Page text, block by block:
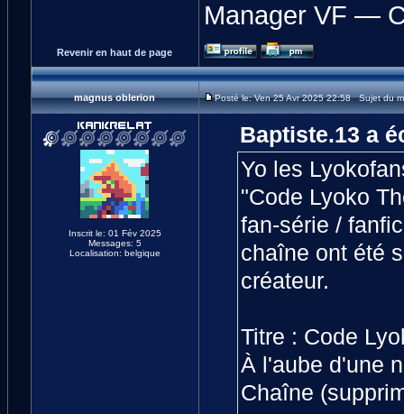
Manager VF —
Revenir en haut de page
magnus oblerion Posté le: Ven 25 Avr 2025 22:58 Sujet du
Inscrit le: 01 Fév 2025
Messages: 5
Localisation: belgique
Baptiste.13 a
Yo les
"Code Lyoko
fan-série /
chaîne ont été
créateur.
Titre : Code
À l'aube d'une
Chaîne